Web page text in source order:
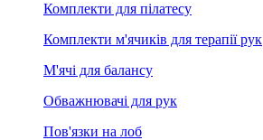
Комплекти для пілатесу
Комплекти м'ячиків для терапії рук
М'ячі для балансу
Обважнювачі для рук
Пов'язки на лоб